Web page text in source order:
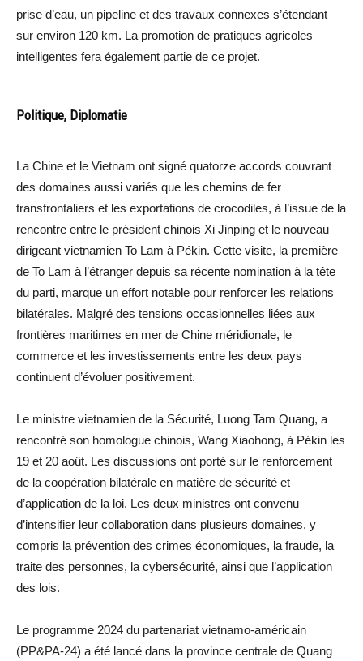
prise d’eau, un pipeline et des travaux connexes s’étendant
sur environ 120 km. La promotion de pratiques agricoles
intelligentes fera également partie de ce projet.
Politique, Diplomatie
La Chine et le Vietnam ont signé quatorze accords couvrant
des domaines aussi variés que les chemins de fer
transfrontaliers et les exportations de crocodiles, à l’issue de la
rencontre entre le président chinois Xi Jinping et le nouveau
dirigeant vietnamien To Lam à Pékin. Cette visite, la première
de To Lam à l’étranger depuis sa récente nomination à la tête
du parti, marque un effort notable pour renforcer les relations
bilatérales. Malgré des tensions occasionnelles liées aux
frontières maritimes en mer de Chine méridionale, le
commerce et les investissements entre les deux pays
continuent d’évoluer positivement.
Le ministre vietnamien de la Sécurité, Luong Tam Quang, a
rencontré son homologue chinois, Wang Xiaohong, à Pékin les
19 et 20 août. Les discussions ont porté sur le renforcement
de la coopération bilatérale en matière de sécurité et
d’application de la loi. Les deux ministres ont convenu
d’intensifier leur collaboration dans plusieurs domaines, y
compris la prévention des crimes économiques, la fraude, la
traite des personnes, la cybersécurité, ainsi que l’application
des lois.
Le programme 2024 du partenariat vietnamo-américain
(PP&PA-24) a été lancé dans la province centrale de Quang